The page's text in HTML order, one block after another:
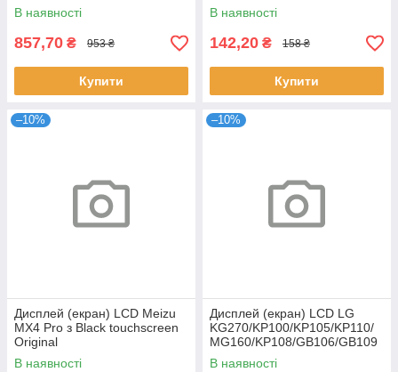
В наявності
857,70 ₴ 953 ₴
Купити
В наявності
142,20 ₴ 158 ₴
Купити
–10%
Дисплей (екран) LCD Meizu
MX4 Pro з Black touchscreen
Original
В наявності
–10%
Дисплей (екран) LCD LG
KG270/KP100/KP105/KP110/
MG160/KP108/GB106/GB109
HC
В наявності